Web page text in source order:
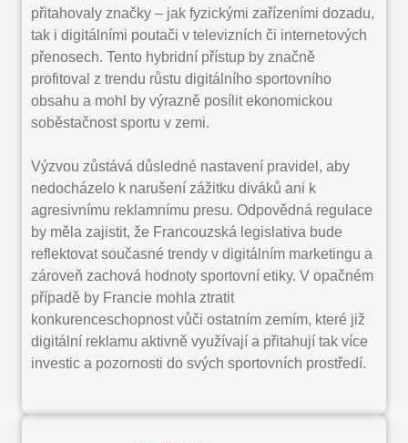
přitahovaly značky – jak fyzickými zařízeními dozadu,
tak i digitálními poutači v televizních či internetových
přenosech. Tento hybridní přístup by značně
profitoval z trendu růstu digitálního sportovního
obsahu a mohl by výrazně posílit ekonomickou
soběstačnost sportu v zemi.
Výzvou zůstává důsledné nastavení pravidel, aby
nedocházelo k narušení zážitku diváků ani k
agresivnímu reklamnímu presu. Odpovědná regulace
by měla zajistit, že Francouzská legislativa bude
reflektovat současné trendy v digitálním marketingu a
zároveň zachová hodnoty sportovní etiky. V opačném
případě by Francie mohla ztratit
konkurenceschopnost vůči ostatním zemím, které již
digitální reklamu aktivně využívají a přitahují tak více
investic a pozornosti do svých sportovních prostředí.